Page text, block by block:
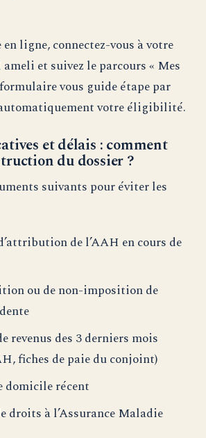
ligne, connectez-vous à votre
ameli et suivez le parcours « Mes
vous guide étape par
votre éligibilité.
et délais : comment
du dossier ?
suivants pour éviter les
de l’AAH en cours de
ou de non-imposition de
revenus des 3 derniers mois
fiches de paie du conjoint)
récent
droits à l’Assurance Maladie